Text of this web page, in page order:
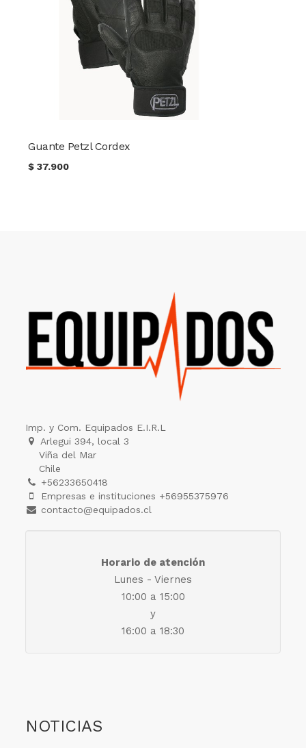
Guante Petzl Cordex
$37.900
Imp. y Com. Equipados E.I.R.L
Arlegui 394, local 3
Viña del Mar
Chile
+56233650418
Empresas e instituciones +56955375976
contacto@equipados.cl
Horario de atención
Lunes - Viernes
10:00 a 15:00
y
16:00 a 18:30
NOTICIAS